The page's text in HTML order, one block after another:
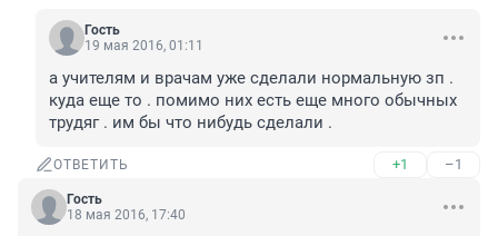
Гость
19 мая 2016, 01:11
а учителям и врачам уже сделали нормальную зп .
куда еще то . помимо них есть еще много обычных
трудяг . им бы что нибудь сделали .
ОТВЕТИТЬ +1 –1
Гость
18 мая 2016, 17:40